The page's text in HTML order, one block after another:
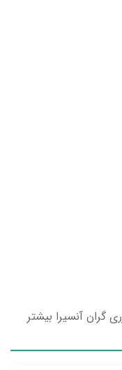
گران آنسیرا بیشتر